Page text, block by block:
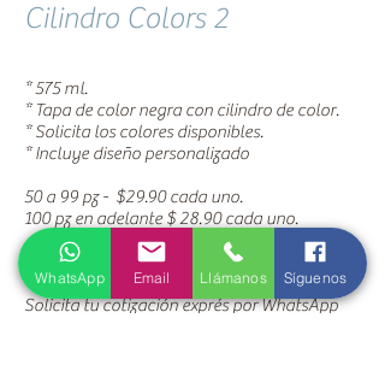
Cilindro Colors 2
* 575 ml.
* Tapa de color negra con cilindro de color.
* Solicita los colores disponibles.
* Incluye diseño personalizado​
50 a 99 pz - $29.90 cada uno.
100 pz en adelante $ 28.90 cada uno.
Solicita tu cotización exprés por WhatsApp
WhatsApp Email Llámanos Síguenos